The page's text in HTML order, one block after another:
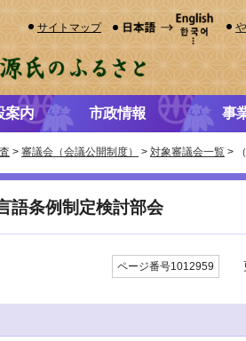
サイトマップ
案内 市政情報 事
> 審議会（会議公開制度） > 対象審議会一覧 >
語条例制定検討部会
ページ番号1012959